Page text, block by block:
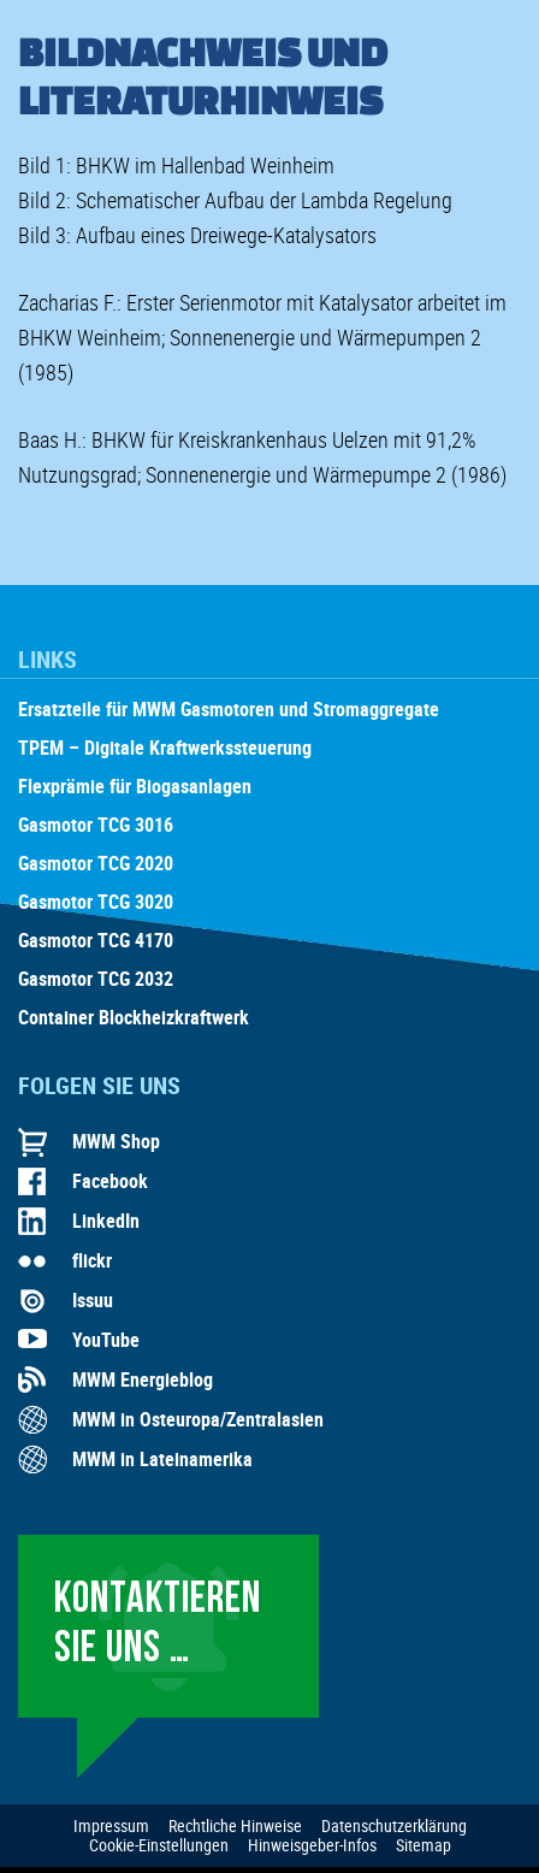
BILDNACHWEIS UND
LITERATURHINWEIS
Bild 1: BHKW im Hallenbad Weinheim
Bild 2: Schematischer Aufbau der Lambda Regelung
Bild 3: Aufbau eines Dreiwege-Katalysators
Zacharias F.: Erster Serienmotor mit Katalysator arbeitet im
BHKW Weinheim; Sonnenenergie und Wärmepumpen 2
(1985)
Baas H.: BHKW für Kreiskrankenhaus Uelzen mit 91,2%
Nutzungsgrad; Sonnenenergie und Wärmepumpe 2 (1986)
LINKS
Ersatzteile für MWM Gasmotoren und Stromaggregate
TPEM – Digitale Kraftwerkssteuerung
Flexprämie für Biogasanlagen
Gasmotor TCG 3016
Gasmotor TCG 2020
Gasmotor TCG 3020
Gasmotor TCG 4170
Gasmotor TCG 2032
Container Blockheizkraftwerk
FOLGEN SIE UNS
MWM Shop
Facebook
LinkedIn
flickr
Issuu
YouTube
MWM Energieblog
MWM in Osteuropa/Zentralasien
MWM in Lateinamerika
KONTAKTIEREN
SIE UNS …
Impressum Rechtliche Hinweise
Datenschutzerklärung
Cookie-Einstellungen
Hinweisgeber-Infos Sitemap